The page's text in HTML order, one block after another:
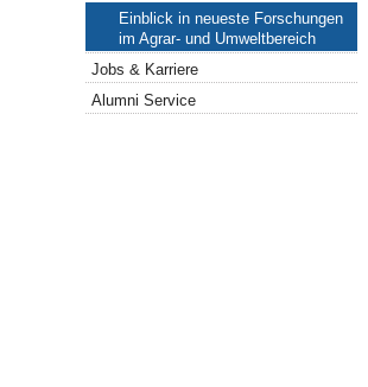
Einblick in neueste Forschungen
im Agrar- und Umweltbereich
Jobs & Karriere
Alumni Service